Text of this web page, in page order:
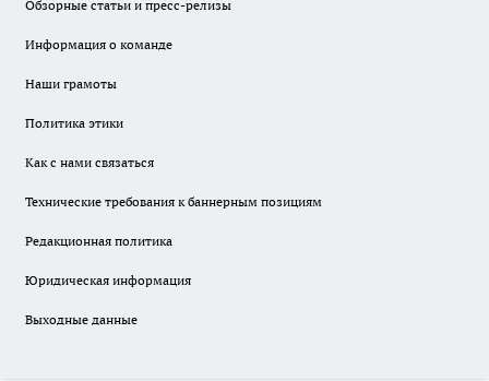
Обзорные статьи и пресс-релизы
Информация о команде
Наши грамоты
Политика этики
Как с нами связаться
Технические требования к баннерным позициям
Редакционная политика
Юридическая информация
Выходные данные